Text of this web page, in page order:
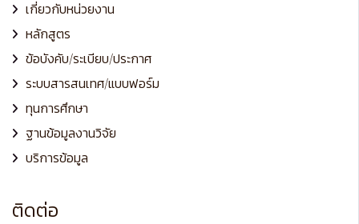
เกี่ยวกับหน่วยงาน
หลักสูตร
ข้อบังคับ/ระเบียบ/ประกาศ
ระบบสารสนเทศ/แบบฟอร์ม
ทุนการศึกษา
ฐานข้อมูลงานวิจัย
บริการข้อมูล
ติดต่อ